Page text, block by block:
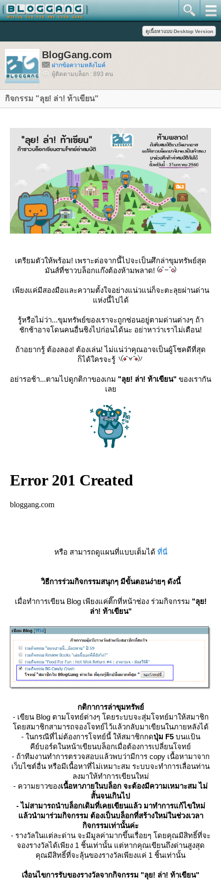
BlogGang.com
ฝากข้อความหลังไมค์
ผู้ติดตามบล็อก : 893 คน
กิจกรรม "ลุย! ล่า! ท้าเขียน"
เตรียมตัวให้พร้อม! เพราะต่อจากนี้ไปจะเป็นศึกล่าขุมทรัพย์สุด
มันส์ที่ชาวบล็อกแก๊งต้องห้ามพลาด!
เพียงแค่มีสองมือและความตั้งใจอย่างแน่วแน่ก็จะตะลุยผ่านด่าน
ห่งนี้ไปได้
รู้หรือไม่ว่า...ขุมทรัพย์ของเราจะถูกซ่อนอยู่ตามด่านต่างๆ ถ้า
ชักช้าอาจโดนคนอื่นชิงไปก่อนได้นะ อย่าหาว่าเราไม่เตือน!
ถ้าอยากรู้ ต้องลอง! ต้องเล่น! ไม่แน่ว่าคุณอาจเป็นผู้โชคดีที่สุด
ก็ได้ใครจะรู้
อย่ารอช้า...ตามไปดูกติกาของเกม "ลุย! ล่า! ท้าเขียน" ของเรากัน
เล
หรือ สามารถดูแผนที่แบบเต็มได้ ที่นี่
วิธีการร่วมกิจกรรมสนุกๆ มีขั้นตอนง่ายๆ ดังนี้
เมื่อทำการเขียน Blog เพียงแค่ติ๊กที่หน้าช่อง ร่วมกิจกรรม "ลุย!
ล่า! ท้าเขียน"
กติกาการล่าขุมทรัพย์
- เขียน Blog ตามโจทย์ต่างๆ โดยระบบจะสุ่มโจทย์มาให้สมาชิก
ดยสมาชิกสามารถจองโจทย์ไว้แล้วกลับมาเขียนในภายหลังได้
- ในกรณีที่ไม่ต้องการโจทย์นี้ ให้สมาชิกกดปุ่ม F5บนแป้น
คีย์บอร์ดในหน้าเขียนบล็อกเมื่อต้องการเปลี่ยนโจทย์
- ถ้าทีมงานทำการตรวจสอบแล้วพบว่ามีการ copy เนื้อหามาจาก
เว็บไซต์อื่น หรือมีเนื้อหาที่ไม่เหมาะสม ระบบจะทำการเลื่อนท่าน
ลงมาให้ทำการเขียนใหม่
- ความยาวของเนื้อหาภายในบล็อก จะต้องมีความเหมาะสม ไม่
สั้นจนเกินไป
- ไม่สามารถนำบล็อกเดิมที่เคยเขียนแล้ว มาทำการแก้ไขใหม่
ล้วนำมาร่วมกิจกรรม ต้องเป็นบล็อกที่สร้างใหม่ในช่วงเวลา
กิจกรรมเท่านั้นค่ะ
- รางวัลในแต่ละด่าน จะมีมูลค่ามากขึ้นเรื่อยๆ โดยคุณมีสิทธิ์ที่จะ
จองรางวัลได้เพียง 1 ชิ้นเท่านั้น แต่หากคุณเขียนถึงด่านสูงสุด
คุณมีสิทธิ์ที่จะลุ้นของรางวัลเพียงแค่ 1 ชิ้นเท่านั้น
เงื่อนไขการรับของรางวัลจากกิจกรรม "ลุย! ล่า! ท้าเขียน"